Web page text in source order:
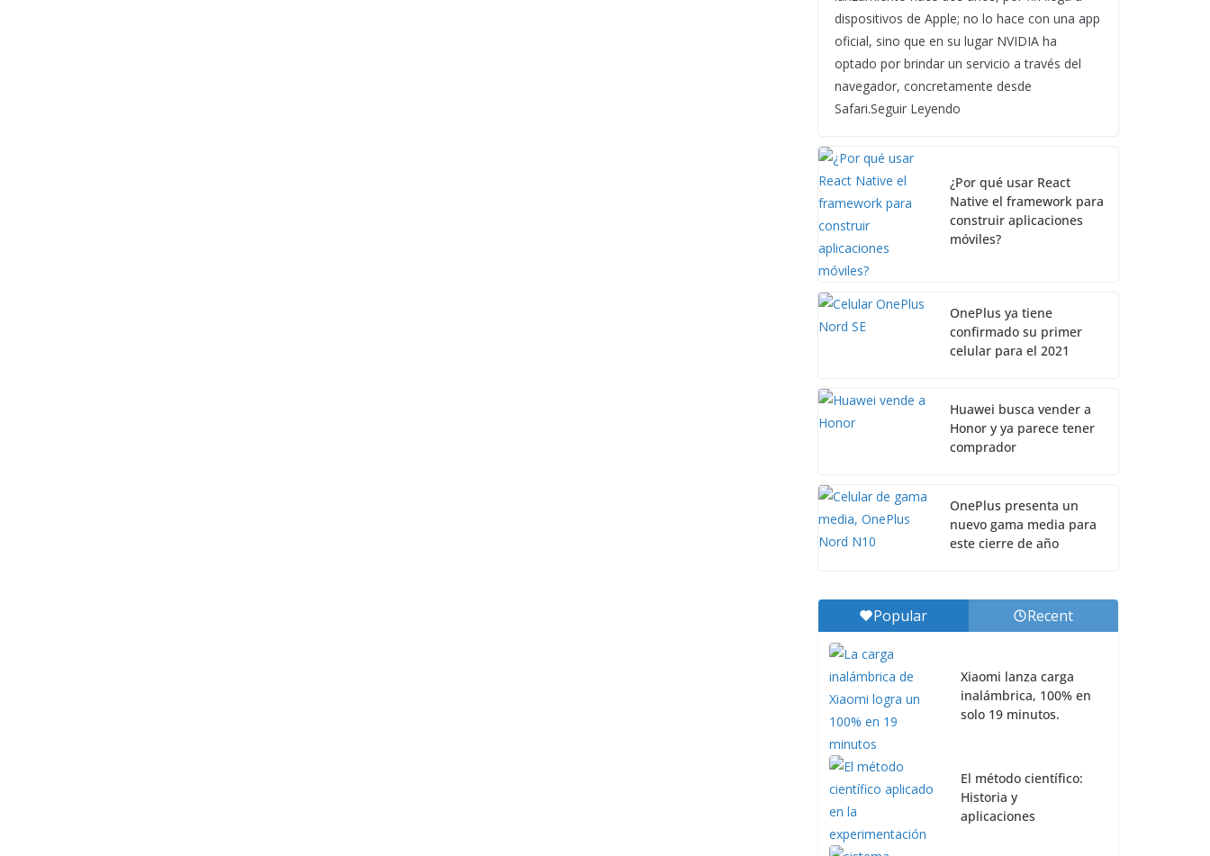
dispositivos de Apple; no lo hace con una app
oficial, sino que en su lugar NVIDIA ha
optado por brindar un servicio a través del
navegador, concretamente desde
Safari.Seguir Leyendo
¿Por qué usar React
Native el framework para
construir aplicaciones
móviles?
OnePlus ya tiene
confirmado su primer
celular para el 2021
Huawei busca vender a
Honor y ya parece tener
comprador
OnePlus presenta un
nuevo gama media para
este cierre de año
Popular Recent
Xiaomi lanza carga
inalámbrica, 100% en
solo 19 minutos.
El método científico:
Historia y
aplicaciones